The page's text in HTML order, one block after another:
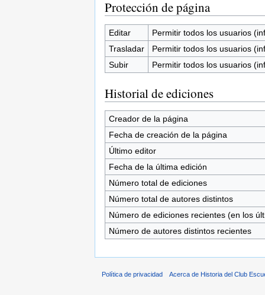
Protección de página
Editar
Permitir todos los usuarios
Trasladar
Permitir todos los usuarios
Subir
Permitir todos los usuarios
Historial de ediciones
Creador de la página
Fecha de creación de la página
Último editor
Fecha de la última edición
Número total de ediciones
Número total de autores distintos
Número de ediciones recientes (en los
Número de autores distintos recientes
Política de privacidad Acerca de Historia del Club